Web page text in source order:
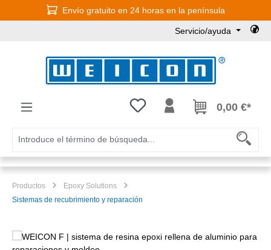
Saltar al contenido principalEnvío gratuito en 24 horas en la península
Servicio/ayuda
Tienes 0 artículos en tu lista de
0,00 €*
Productos
Epoxy Solutions
Sistemas de recubrimiento y reparación
Omitir galería de imágenes